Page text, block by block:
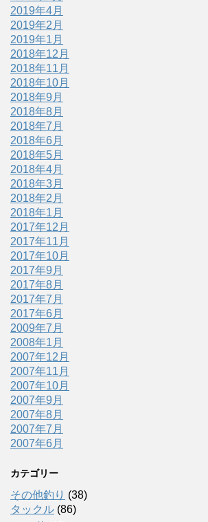
2019年4月
2019年2月
2019年1月
2018年12月
2018年11月
2018年10月
2018年9月
2018年8月
2018年7月
2018年6月
2018年5月
2018年4月
2018年3月
2018年2月
2018年1月
2017年12月
2017年11月
2017年10月
2017年9月
2017年8月
2017年7月
2017年6月
2009年7月
2008年1月
2007年12月
2007年11月
2007年10月
2007年9月
2007年8月
2007年7月
2007年6月
カテゴリー
その他釣り (38)
タックル (86)